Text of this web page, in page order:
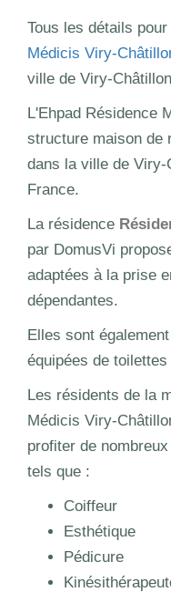
Tous les détails pour
Médicis Viry-
ville de Viry-
L'Ehpad Résidence
structure maison de
dans la ville de Viry-
France.
La résidence
par DomusVi
adaptées à la prise
dépendantes.
Elles sont
équipées de
Les résidents de la
Médicis Viry-
profiter de
tels que :
Coiffeur
Esthétique
Pédicure